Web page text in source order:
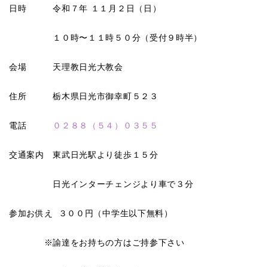
日時 令和７年 １１月２日（日）
１０時〜１１時５０分（受付９時半）
会場 天理教日光大教会
住所 栃木県日光市御幸町５２３
電話 ０２８８（５４）０３５５
交通案内 東武日光駅より徒歩１５分
日光インターチェンジより車で３分
参加お供え ３００円（中学生以下無料）
※諭達をお持ちの方はご持参下さい